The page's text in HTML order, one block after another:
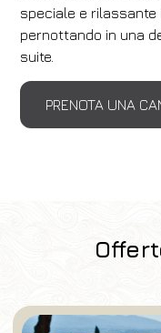
speciale e rilassante
pernottando in una
suite.
PRENOTA UNA